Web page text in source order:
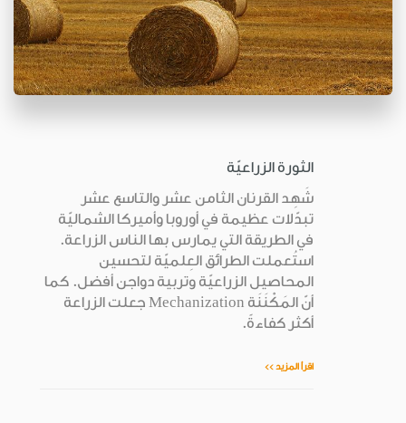
الثورة الزراعيّة
شَهِد القرنان الثامن عشر والتاسع عشر
تبدّلات عظيمة في أوروبا وأميركا الشماليّة
في الطريقة التي يمارس بها الناس الزراعة.
استُعملت الطرائق العِلميّة لتحسين
المحاصيل الزراعيّة وتربية دواجن أفضل. كما
أنّ المَكْنَنَة Mechanization جعلت الزراعة
أكثر كفاءةً.
اقرأ المزيد >>